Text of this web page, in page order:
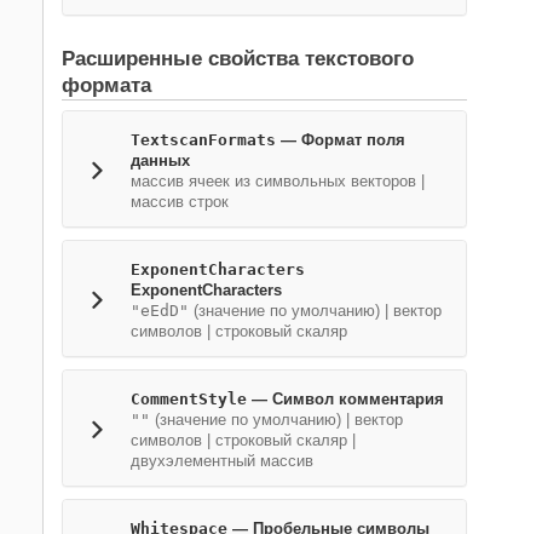
Расширенные свойства текстового
формата
TextscanFormats — Формат поля
данных
массив ячеек из символьных векторов
массив строк
ExponentCharacters
ExponentCharacters
"eEdD" (значение по умолчанию) | вектор
символов
строковый скаляр
CommentStyle — Символ комментария
"" (значение по умолчанию) | вектор
символов
строковый скаляр
двухэлементный массив
Whitespace — Пробельные символы